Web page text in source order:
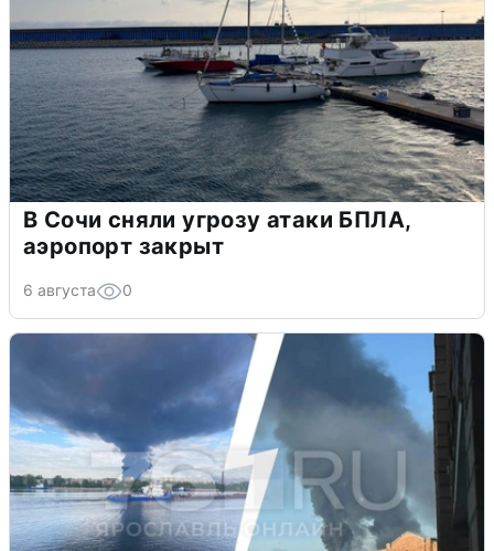
В Сочи сняли угрозу атаки БПЛА,
аэропорт закрыт
6 августа 0